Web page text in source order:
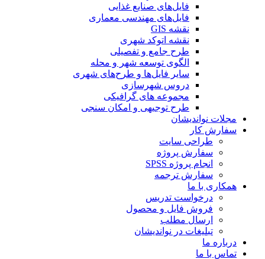
فایل‌های صنایع غذایی
فایل‌های مهندسی معماری
نقشه GIS
نقشه اتوکد شهری
طرح جامع و تفصیلی
الگوی توسعه شهر و محله
سایر فایل‌ها و طرح‌های شهری
دروس شهرسازی
مجموعه های گرافیکی
طرح توجیهی و امکان سنجی
مجلات نواندیشان
سفارش کار
طراحی سایت
سفارش پروژه
انجام پروژه SPSS
سفارش ترجمه
همکاری با ما
درخواست تدریس
فروش فایل و محصول
ارسال مطلب
تبلیغات در نواندیشان
درباره ما
تماس با ما